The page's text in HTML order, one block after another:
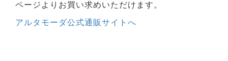
ページよりお買い求めいただけます。
アルタモーダ公式通販サイトへ